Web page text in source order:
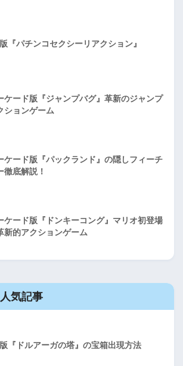
『パチンコセクシーリアクション』
ケード版『ジャンプバグ』革新のジャンプ
ションゲーム
ケード版『パックランド』の隠しフィーチ
徹底解説！
ケード版『ドンキーコング』マリオ初登場
新的アクションゲーム
気記事
『ドルアーガの塔』の宝箱出現方法